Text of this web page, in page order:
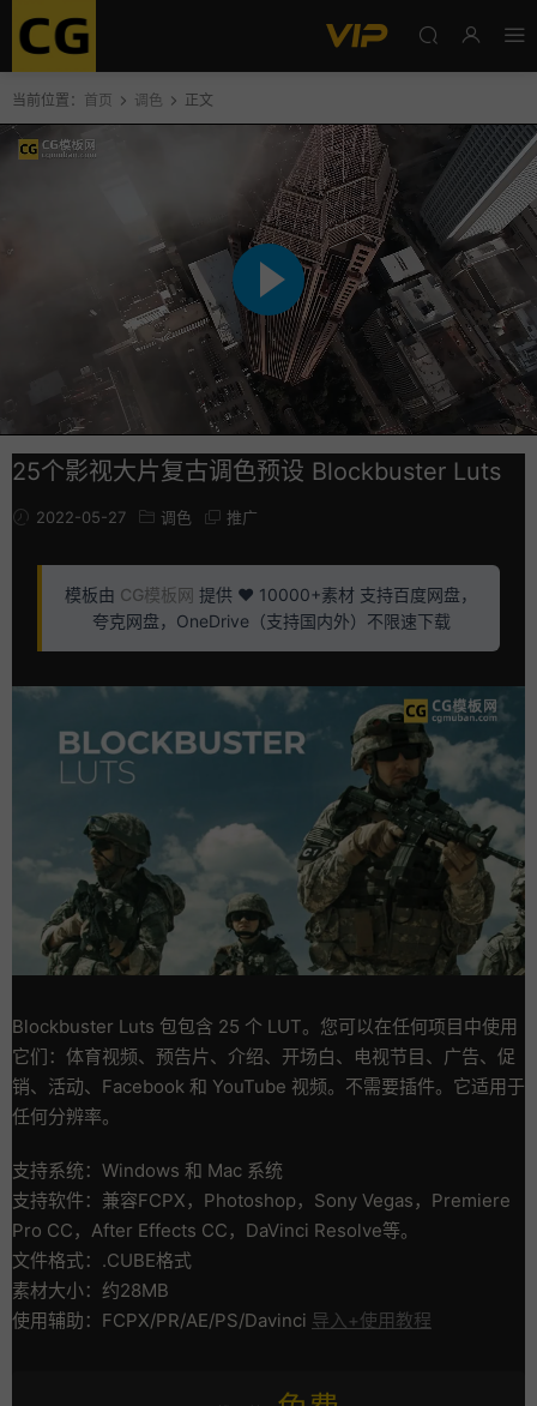
当前位置： 首页 调色 正文
25个影视大片复古调色预设 Blockbuster Luts
2022-05-27 调色 推广
模板由 CG模板网 提供 ❤️ 10000+素材 支持百度网盘，
夸克网盘，OneDrive（支持国内外）不限速下载
Blockbuster Luts 包包含 25 个 LUT。您可以在任何项目中使用
它们：体育视频、预告片、介绍、开场白、电视节目、广告、促
销、活动、Facebook 和 YouTube 视频。不需要插件。它适用于
任何分辨率。
支持系统：Windows 和 Mac 系统
支持软件：兼容FCPX，Photoshop，Sony Vegas，Premiere
Pro CC，After Effects CC，DaVinci Resolve等。
文件格式：.CUBE格式
素材大小：约28MB
使用辅助：FCPX/PR/AE/PS/Davinci 导入+使用教程